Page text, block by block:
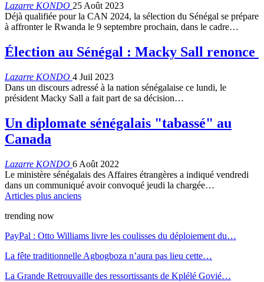
Lazarre KONDO 25 Août 2023
Déjà qualifiée pour la CAN 2024, la sélection du Sénégal se prépare
à affronter le Rwanda le 9 septembre prochain, dans le cadre…
Élection au Sénégal : Macky Sall renonce
Lazarre KONDO 4 Juil 2023
Dans un discours adressé à la nation sénégalaise ce lundi, le
président Macky Sall a fait part de sa décision…
Un diplomate sénégalais "tabassé" au
Canada
Lazarre KONDO 6 Août 2022
Le ministère sénégalais des Affaires étrangères a indiqué vendredi
dans un communiqué avoir convoqué jeudi la chargée…
Articles plus anciens
trending now
PayPal : Otto Williams livre les coulisses du déploiement du…
La fête traditionnelle Agbogboza n’aura pas lieu cette…
La Grande Retrouvaille des ressortissants de Kplélé Govié…